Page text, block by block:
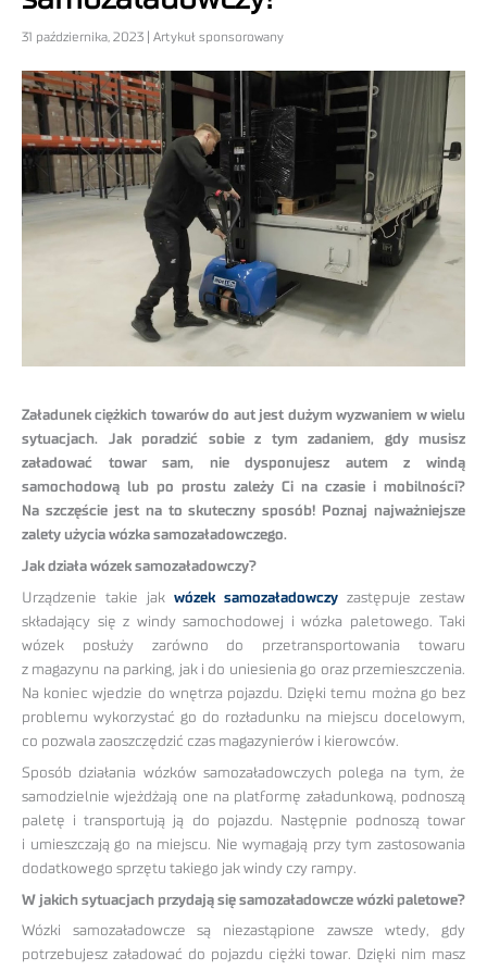
31 października, 2023 | Artykuł sponsorowany
Załadunek ciężkich towarów do aut jest dużym wyzwaniem w wielu
sytuacjach. Jak poradzić sobie z tym zadaniem, gdy musisz
załadować towar sam, nie dysponujesz autem z windą
samochodową lub po prostu zależy Ci na czasie i mobilności?
Na szczęście jest na to skuteczny sposób! Poznaj najważniejsze
zalety użycia wózka samozaładowczego.
Jak działa wózek samozaładowczy?
Urządzenie takie jak wózek samozaładowczy zastępuje zestaw
składający się z windy samochodowej i wózka paletowego. Taki
wózek posłuży zarówno do przetransportowania towaru
z magazynu na parking, jak i do uniesienia go oraz przemieszczenia.
Na koniec wjedzie do wnętrza pojazdu. Dzięki temu można go bez
problemu wykorzystać go do rozładunku na miejscu docelowym,
co pozwala zaoszczędzić czas magazynierów i kierowców.
Sposób działania wózków samozaładowczych polega na tym, że
samodzielnie wjeżdżają one na platformę załadunkową, podnoszą
paletę i transportują ją do pojazdu. Następnie podnoszą towar
i umieszczają go na miejscu. Nie wymagają przy tym zastosowania
dodatkowego sprzętu takiego jak windy czy rampy.
W jakich sytuacjach przydają się samozaładowcze wózki paletowe?
Wózki samozaładowcze są niezastąpione zawsze wtedy, gdy
potrzebujesz załadować do pojazdu ciężki towar. Dzięki nim masz